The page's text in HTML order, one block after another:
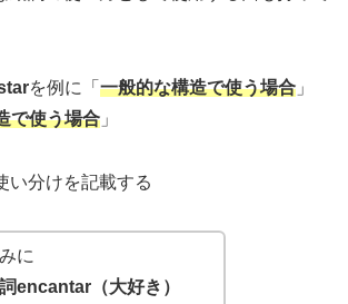
を例に「 一般的な構造で使う場合 」
で使う場合 」
い分けを記載する
に
詞encantar（大好き）